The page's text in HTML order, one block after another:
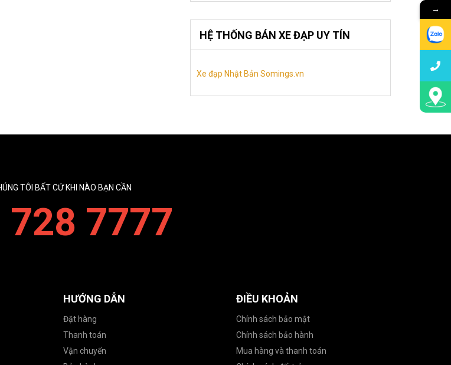
HỆ THỐNG BÁN XE ĐẠP UY TÍN
Xe đạp Nhật Bản Somings.vn
TÔI BẤT CỨ KHI NÀO BẠN CẦN
728 7777
HƯỚNG DẪN
Đặt hàng
Thanh toán
Vận chuyển
ĐIỀU KHOẢN
Chính sách bảo mật
Chính sách bảo hành
Mua hàng và thanh toán
→